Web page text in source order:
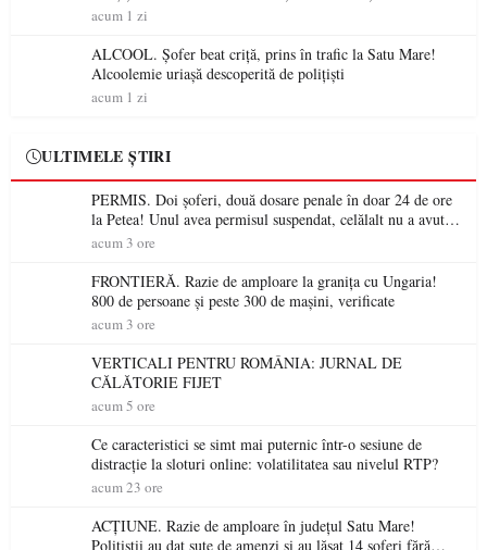
permis într-o singură zi
acum 1 zi
ALCOOL. Șofer beat criță, prins în trafic la Satu Mare!
Alcoolemie uriașă descoperită de polițiști
acum 1 zi
ULTIMELE ȘTIRI
PERMIS. Doi șoferi, două dosare penale în doar 24 de ore
la Petea! Unul avea permisul suspendat, celălalt nu a avut
niciodată permis
acum 3 ore
FRONTIERĂ. Razie de amploare la granița cu Ungaria!
800 de persoane și peste 300 de mașini, verificate
acum 3 ore
VERTICALI PENTRU ROMÂNIA: JURNAL DE
CĂLĂTORIE FIJET
acum 5 ore
Ce caracteristici se simt mai puternic într-o sesiune de
distracție la sloturi online: volatilitatea sau nivelul RTP?
acum 23 ore
ACȚIUNE. Razie de amploare în județul Satu Mare!
Polițiștii au dat sute de amenzi și au lăsat 14 șoferi fără